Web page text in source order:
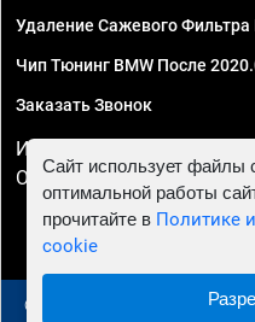
Удаление Сажевого Фильтра
Чип Тюнинг BMW После
Заказать Звонок
ИП Смирнов Георгий
ОГРНИП
© 2010 - 2026 Чип
Сайт использует файлы
оптимальной работы
прочитайте в Политике
cookie